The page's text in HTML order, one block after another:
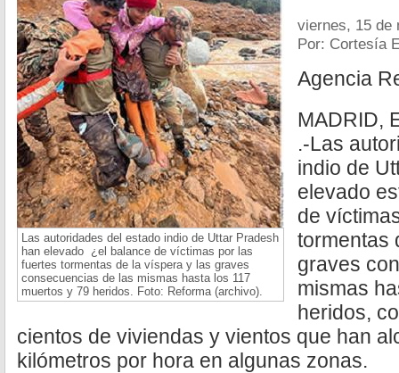
Las autoridades del estado indio de Uttar Pradesh
han elevado ¿el balance de víctimas por las
fuertes tormentas de la víspera y las graves
consecuencias de las mismas hasta los 117
muertos y 79 heridos. Foto: Reforma (archivo).
viernes, 15 de
Por: Cortesía
Agencia
MADRID,
.-Las
indio de
elevado
de
tormentas
graves
mismas
heridos,
cientos de viviendas y vientos que han
kilómetros por hora en algunas zonas.